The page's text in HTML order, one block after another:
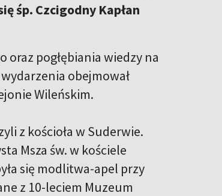
śp. Czcigodny Kapłan
oraz pogłębiania wiedzy na
obejmował
Wileńskim.
z kościoła w Suderwie.
Msza św. w kościele
się modlitwa-apel przy
z 10-leciem Muzeum